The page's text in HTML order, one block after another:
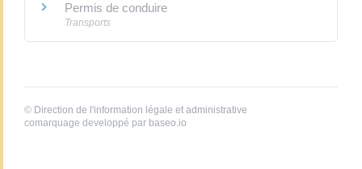
Permis de conduire
Transports
© Direction de l'information légale et administrative
comarquage developpé par baseo.io